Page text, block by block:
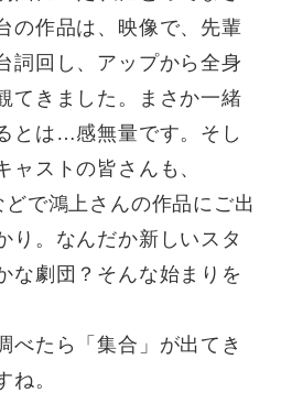
の作品は、映像で、先輩
詞回し、アップから全身
てきました。まさか一緒
とは…感無量です。そし
ャストの皆さんも、
で鴻上さんの作品にご出
り。なんだか新しいスタ
な劇団？そんな始まりを
べたら「集合」が出てき
ね。